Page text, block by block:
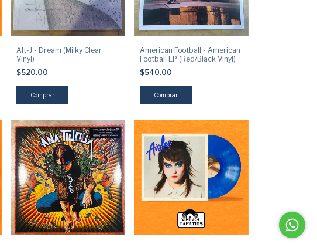
Alt-J - Dream (Milky Clear
Vinyl)
$520.00
American Football - American
Football EP (Red/Black Vinyl)
$540.00